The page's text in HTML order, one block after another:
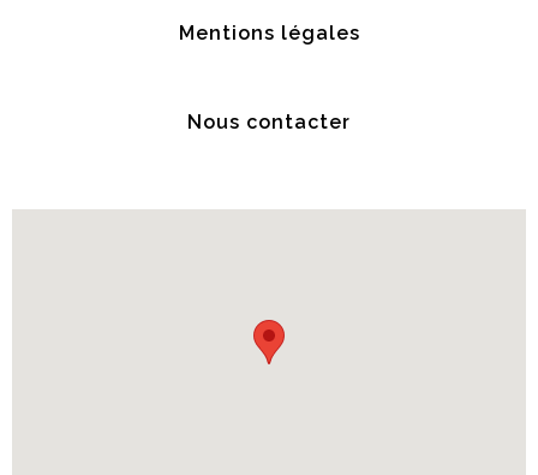
Mentions légales
Nous contacter